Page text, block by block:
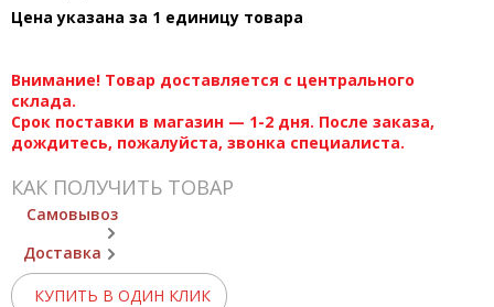
Цена указана за 1 единицу товара
Внимание! Товар доставляется с центрального
склада.
Срок поставки в магазин — 1-2 дня. После заказа,
дождитесь, пожалуйста, звонка специалиста.
КАК ПОЛУЧИТЬ ТОВАР
Самовывоз
Доставка
КУПИТЬ В ОДИН КЛИК